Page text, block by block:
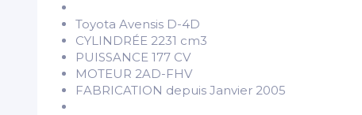
Toyota Avensis D-4D
CYLINDRÉE 2231 cm3
PUISSANCE 177 CV
MOTEUR 2AD-FHV
FABRICATION depuis Janvier 2005